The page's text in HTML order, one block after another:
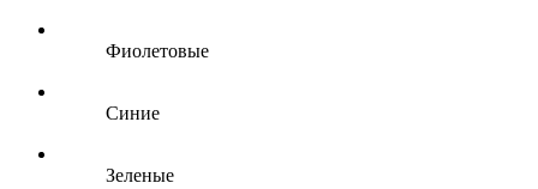
Фиолетовые
Синие
Зеленые